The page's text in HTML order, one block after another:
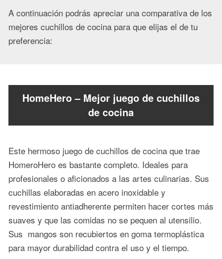
A continuación podrás apreciar una comparativa de los
mejores cuchillos de cocina para que elijas el de tu
preferencia:
HomeHero – Mejor juego de cuchillos
de cocina
Este hermoso juego de cuchillos de cocina que trae
HomeroHero es bastante completo. Ideales para
profesionales o aficionados a las artes culinarias. Sus
cuchillas elaboradas en acero inoxidable y
revestimiento antiadherente permiten hacer cortes más
suaves y que las comidas no se pequen al utensilio.
Sus mangos son recubiertos en goma termoplástica
para mayor durabilidad contra el uso y el tiempo.